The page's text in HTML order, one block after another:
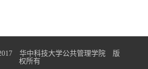
华中科技大学公共管理学院 版
权所有